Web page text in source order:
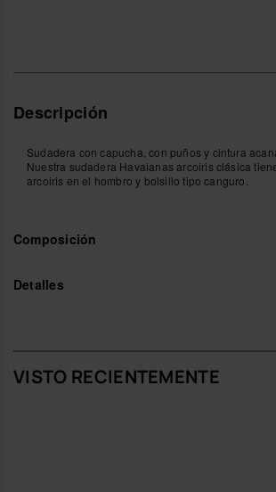
Descripción
Sudadera con capucha, con puños y cintura
Nuestra sudadera Havaianas arcoiris clásica
arcoiris en el hombro y bolsillo tipo canguro.
Composición
Detalles
VISTO RECIENTEMENTE